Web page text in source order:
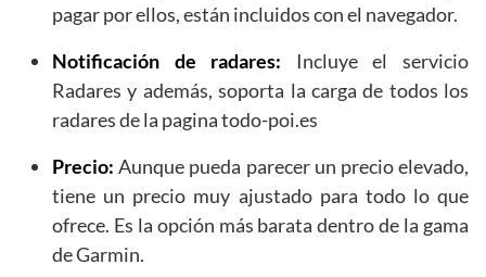
pagar por ellos, están incluidos con el navegador.
Notificación de radares: Incluye el servicio
Radares y además, soporta la carga de todos los
radares de la pagina todo-poi.es
Precio: Aunque pueda parecer un precio elevado,
tiene un precio muy ajustado para todo lo que
ofrece. Es la opción más barata dentro de la gama
de Garmin.